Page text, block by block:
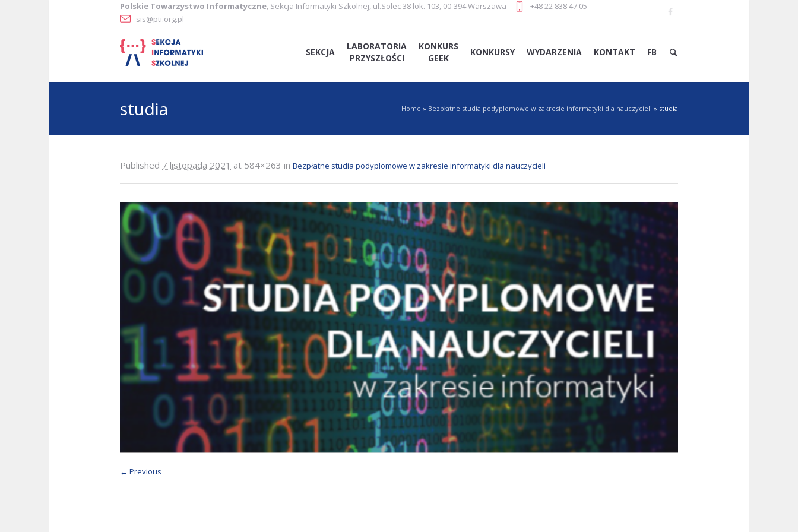
Polskie Towarzystwo Informatyczne, Sekcja Informatyki Szkolnej, ul.Solec 38 lok. 103, 00-394 Warszawa
+48 22 838 47 05
sis@pti.org.pl
SEKCJA
LABORATORIA
PRZYSZŁOŚCI
KONKURS
GEEK
KONKURSY WYDARZENIA KONTAKT FB
studia Home » Bezpłatne studia podyplomowe w zakresie informatyki dla nauczycieli » studia
Published 7 listopada 2021 at 584×263 in Bezpłatne studia podyplomowe w zakresie informatyki dla nauczycieli
← Previous